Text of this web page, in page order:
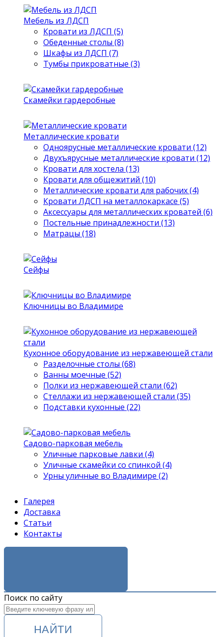
Мебель из ЛДСП
Кровати из ЛДСП (5)
Обеденные столы (8)
Шкафы из ЛДСП (7)
Тумбы прикроватные (3)
Скамейки гардеробные
Металлические кровати
Одноярусные металлические кровати (12)
Двухъярусные металлические кровати (12)
Кровати для хостела (13)
Кровати для общежитий (10)
Металлические кровати для рабочих (4)
Кровати ЛДСП на металлокаркасе (5)
Аксессуары для металлических кроватей (6)
Постельные принадлежности (13)
Матрацы (18)
Сейфы
Ключницы во Владимире
Кухонное оборудование из нержавеющей стали
Разделочные столы (68)
Ванны моечные (52)
Полки из нержавеющей стали (62)
Стеллажи из нержавеющей стали (35)
Подставки кухонные (22)
Садово-парковая мебель
Уличные парковые лавки (4)
Уличные скамейки со спинкой (4)
Урны уличные во Владимире (2)
Галерея
Доставка
Статьи
Контакты
Поиск по сайту
НАЙТИ